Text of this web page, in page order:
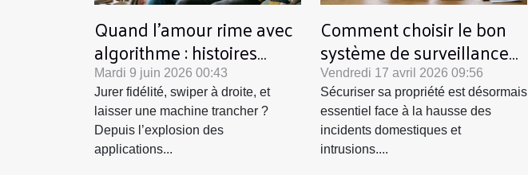
Quand l’amour rime avec
algorithme : histoires
vécues à l’ère de l’ia
Mardi 9 juin 2026 00:43
Jurer fidélité, swiper à droite, et
laisser une machine trancher ?
Depuis l’explosion des
applications...
Comment choisir le bon
système de surveillance
pour votre propriété ?
Vendredi 17 avril 2026 09:56
Sécuriser sa propriété est désormais
essentiel face à la hausse des
incidents domestiques et
intrusions....